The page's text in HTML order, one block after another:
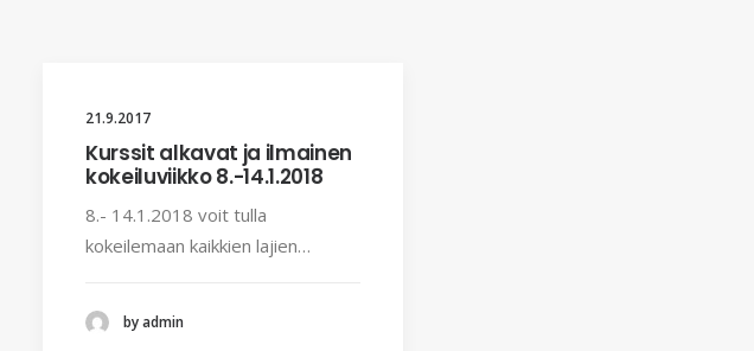
21.9.2017
Kurssit alkavat ja ilmainen
kokeiluviikko 8.-14.1.2018
8.- 14.1.2018 voit tulla
kokeilemaan kaikkien lajien…
by admin